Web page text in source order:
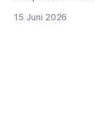
Vorschau auf
15 Juni 2026